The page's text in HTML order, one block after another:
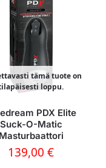
tämä tuote on
loppu.
PDX Elite
Suck-O-Matic
Masturbaattori
139,00€